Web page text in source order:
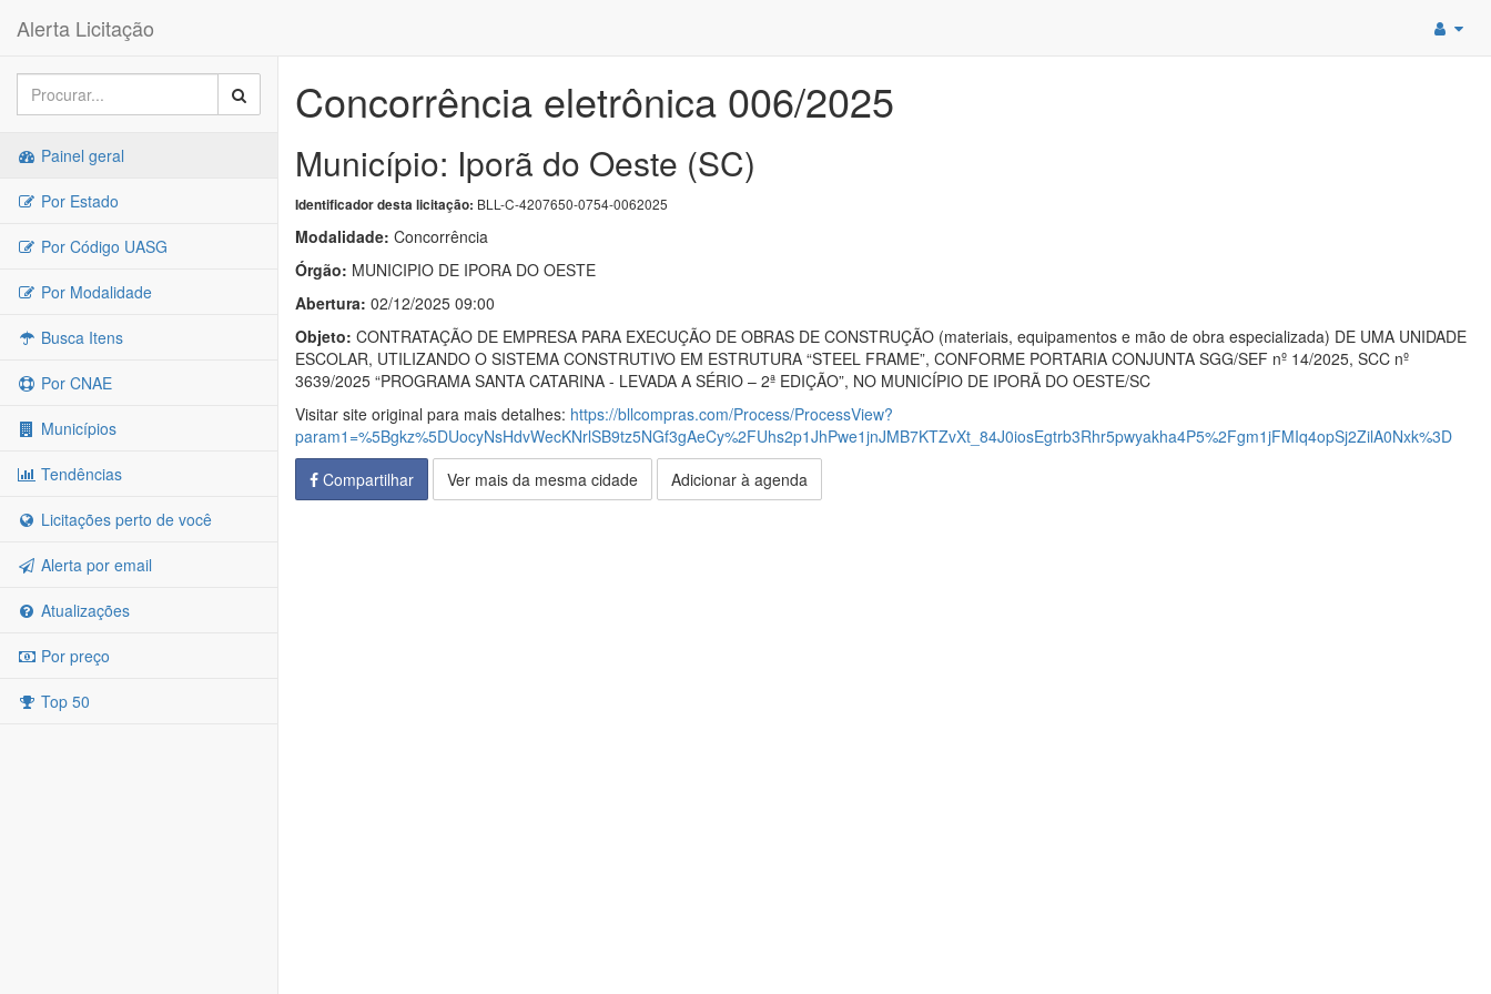
Alerta Licitação
Painel geral
Por Estado
Por Código UASG
Por Modalidade
Busca Itens
Por CNAE
Municípios
Tendências
Licitações perto de você
Alerta por email
Atualizações
Por preço
Top 50
Concorrência eletrônica 006/2025
Município: Iporã do Oeste (SC)
Identificador desta licitação: BLL-C-4207650-0754-0062025
Modalidade: Concorrência
Órgão: MUNICIPIO DE IPORA DO OESTE
Abertura: 02/12/2025 09:00
Objeto: CONTRATAÇÃO DE EMPRESA PARA EXECUÇÃO DE OBRAS DE CONSTRUÇÃO (materiais, equipamentos e mão de obra especializada) DE UMA UNIDADE
ESCOLAR, UTILIZANDO O SISTEMA CONSTRUTIVO EM ESTRUTURA “STEEL FRAME”, CONFORME PORTARIA CONJUNTA SGG/SEF nº 14/2025, SCC nº
3639/2025 “PROGRAMA SANTA CATARINA - LEVADA A SÉRIO – 2ª EDIÇÃO”, NO MUNICÍPIO DE IPORÃ DO OESTE/SC
Visitar site original para mais detalhes: https://bllcompras.com/Process/ProcessView?
param1=%5Bgkz%5DUocyNsHdvWecKNrlSB9tz5NGf3gAeCy%2FUhs2p1JhPwe1jnJMB7KTZvXt_84J0iosEgtrb3Rhr5pwyakha4P5%2Fgm1jFMIq4opSj2ZilA0Nxk%3D
Compartilhar
Ver mais da mesma cidade Adicionar à agenda